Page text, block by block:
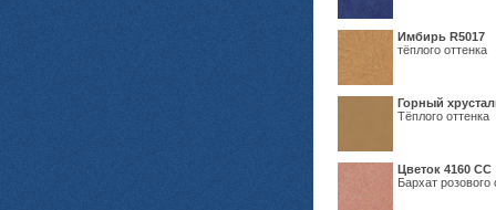
Имбирь R5017
тёплого оттенка
Горный
Тёплого оттенка
Цветок 4160 СС
Бархат розового